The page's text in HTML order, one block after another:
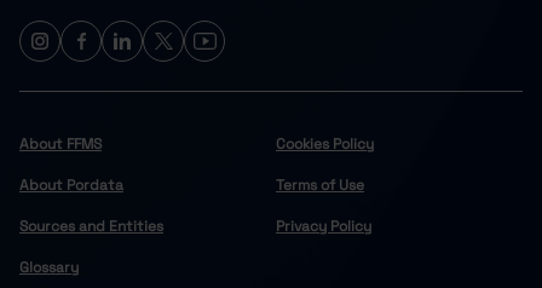
About FFMS
About Pordata
Sources and Entities
Glossary
Cookies Policy
Terms of Use
Privacy Policy